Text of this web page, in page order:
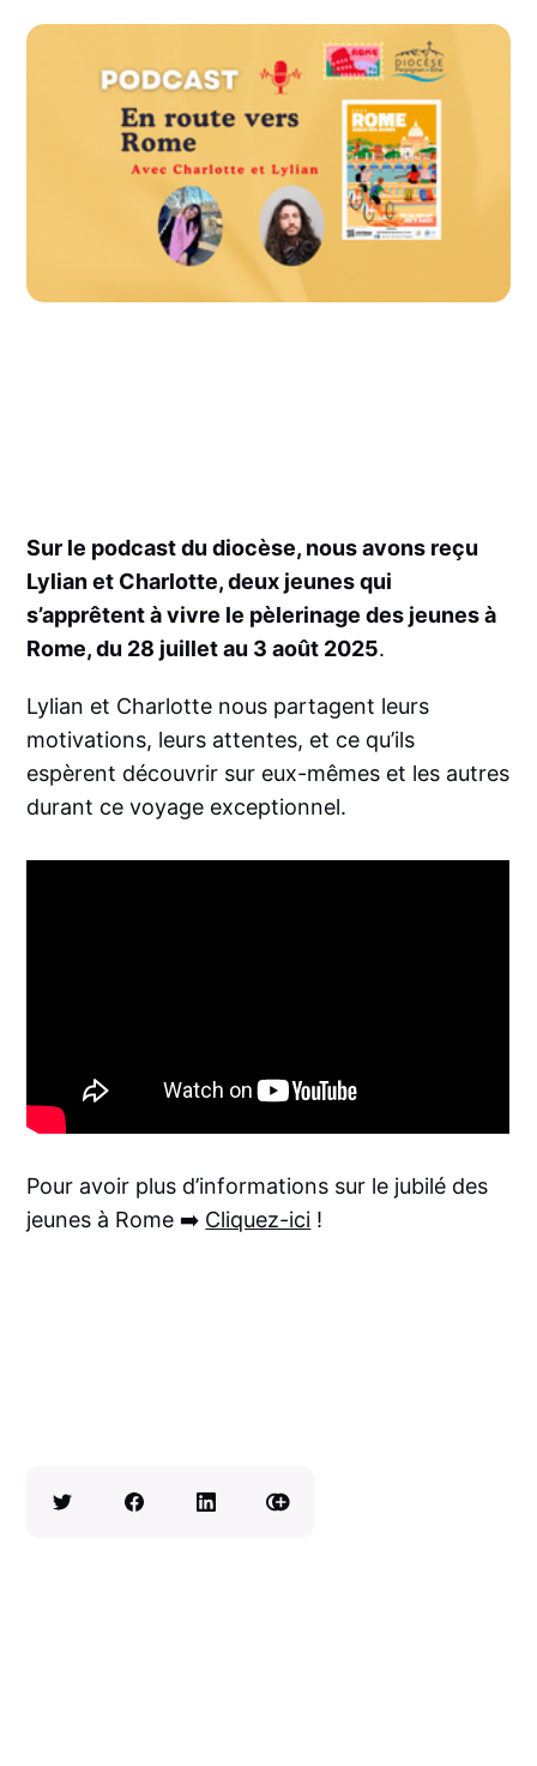
Sur le podcast du diocèse, nous avons reçu
Lylian et Charlotte, deux jeunes qui
s’apprêtent à vivre le pèlerinage des jeunes à
Rome, du 28 juillet au 3 août 2025.
Lylian et Charlotte nous partagent leurs
motivations, leurs attentes, et ce qu’ils
espèrent découvrir sur eux-mêmes et les autres
durant ce voyage exceptionnel.
Pour avoir plus d’informations sur le jubilé des
jeunes à Rome ➡️ Cliquez-ici !